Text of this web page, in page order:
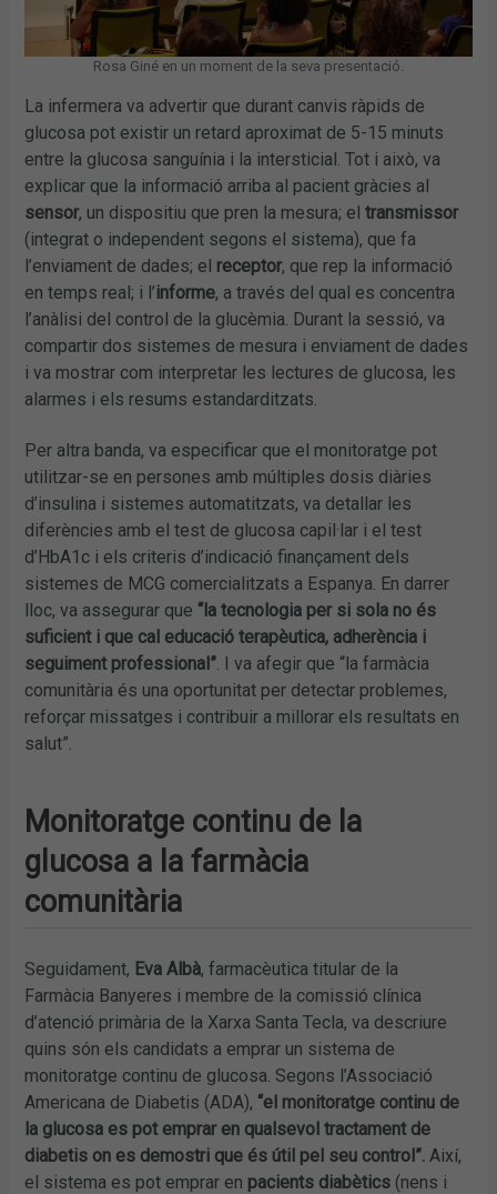
Rosa Giné en un moment de la seva presentació.
La infermera va advertir que durant canvis ràpids de
glucosa pot existir un retard aproximat de 5-15 minuts
entre la glucosa sanguínia i la intersticial. Tot i això, va
explicar que la informació arriba al pacient gràcies al
sensor, un dispositiu que pren la mesura; eltransmissor
(integrat o independent segons el sistema), que fa
l’enviament de dades; el receptor, que rep la informació
en temps real; i l’informe, a través del qual es concentra
l’anàlisi del control de la glucèmia. Durant la sessió, va
compartir dos sistemes de mesura i enviament de dades
i va mostrar com interpretar les lectures de glucosa, les
alarmes i els resums estandarditzats.
Per altra banda, va especificar que el monitoratge pot
utilitzar-se en persones amb múltiples dosis diàries
d’insulina i sistemes automatitzats, va detallar les
diferències amb el test de glucosa capil·lar i el test
d’HbA1c i els criteris d’indicació finançament dels
sistemes de MCG comercialitzats a Espanya. En darrer
lloc, va assegurar que “la tecnologia per si sola no és
suficient i que cal educació terapèutica, adherència i
seguiment professional”. I va afegir que “la farmàcia
comunitària és una oportunitat per detectar problemes,
reforçar missatges i contribuir a millorar els resultats en
salut”.
Monitoratge continu de la
glucosa a la farmàcia
comunitària
Seguidament, Eva Albà, farmacèutica titular de la
Farmàcia Banyeres i membre de la comissió clínica
d’atenció primària de la Xarxa Santa Tecla, va descriure
quins són els candidats a emprar un sistema de
monitoratge continu de glucosa. Segons l’Associació
Americana de Diabetis (ADA), “el monitoratge continu de
la glucosa es pot emprar en qualsevol tractament de
diabetis on es demostri que és útil pel seu control”.Així,
el sistema es pot emprar en pacients diabètics (nens i